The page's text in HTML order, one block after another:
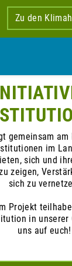
Zu den
gemeinsam am
im
sich und
zeigen,
sich zu
Projekt
in unserer
uns auf euch!